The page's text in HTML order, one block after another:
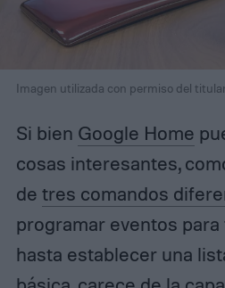
Imagen utilizada con permiso del
Si bien Google Home
cosas interesantes,
de tres comandos
programar eventos para
hasta establecer una